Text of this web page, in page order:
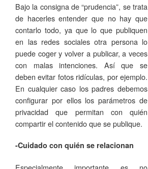
Bajo la consigna de “prudencia”, se trata
de hacerles entender que no hay que
contarlo todo, ya que lo que publiquen
en las redes sociales otra persona lo
puede coger y volver a publicar, a veces
con malas intenciones. Así que se
deben evitar fotos ridículas, por ejemplo.
En cualquier caso los padres debemos
configurar por ellos los parámetros de
privacidad que permitan con quién
compartir el contenido que se publique.
-Cuidado con quién se relacionan